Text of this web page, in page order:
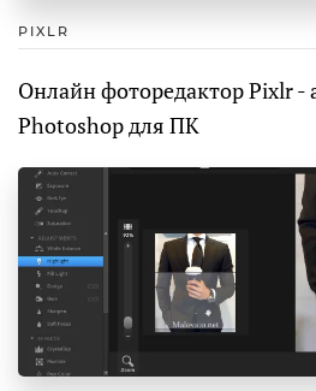
PIXLR
Онлайн фоторедактор Pixlr -
Photoshop для ПК